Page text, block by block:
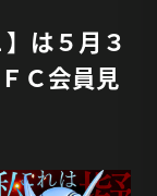
は５月３
Ｃ会員見